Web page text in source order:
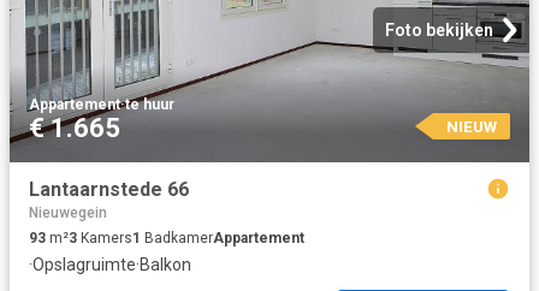
Foto bekijken
Appartement·te huur
€ 1.665 NIEUW
Lantaarnstede 66
Nieuwegein
93 m²3 Kamers1 BadkamerAppartement
·Opslagruimte·Balkon